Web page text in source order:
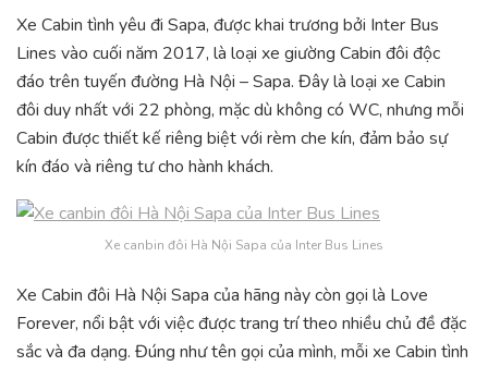
Xe Cabin tình yêu đi Sapa, được khai trương bởi Inter Bus
Lines vào cuối năm 2017, là loại xe giường Cabin đôi độc
đáo trên tuyến đường Hà Nội – Sapa. Đây là loại xe Cabin
đôi duy nhất với 22 phòng, mặc dù không có WC, nhưng mỗi
Cabin được thiết kế riêng biệt với rèm che kín, đảm bảo sự
kín đáo và riêng tư cho hành khách.
Xe canbin đôi Hà Nội Sapa của Inter Bus Lines
Xe Cabin đôi Hà Nội Sapa của hãng này còn gọi là Love
Forever, nổi bật với việc được trang trí theo nhiều chủ đề đặc
sắc và đa dạng. Đúng như tên gọi của mình, mỗi xe Cabin tình